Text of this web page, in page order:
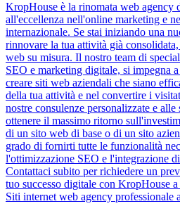
KropHouse è la rinomata web agency
all'eccellenza nell'online marketing e
internazionale. Se stai iniziando una
rinnovare la tua attività già
web su misura. Il nostro team di
SEO e marketing digitale, si impegna
creare siti web aziendali che siano
della tua attività e nel convertire i
nostre consulenze personalizzate e
ottenere il massimo ritorno
di un sito web di base o di un sito
grado di fornirti tutte le funzionalità
l'ottimizzazione SEO e l'integrazione
Contattaci subito per richiedere un
tuo successo digitale con KropHouse
Siti internet web agency professionale